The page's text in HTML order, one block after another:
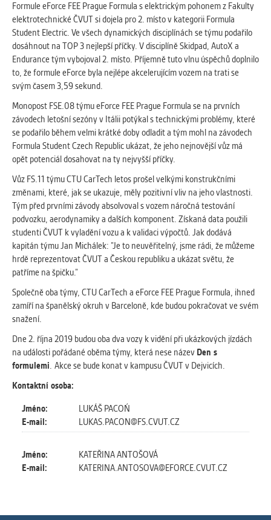
ANALYTICKÉ
Slouží pro získávání anonymizovaných
statistických údajů, které nám pomáhají
vylepšovat naše aplikace. Zpravidla jde o
cookies systémů třetích stran, které k
těmto účelům využíváme.
MARKETINGOVÉ
Využívané za účelem zobrazení
správných nabídek a cílení obsahu podle
Vašich preferencí. Zpravidla jde o
cookies systémů třetích stran, které nám
s analýzou uživatelského chování
pomáhají.
OSTATNÍ
Cookies, které aplikace nedokáže zařadit.
Naším cílem je, aby tato kategorie
přiřazeny do některé z kategorií
uvedených výše.
Formule eForce FEE Prague Formula s elektrickým pohonem z Fakulty
elektrotechnické ČVUT si dojela pro 2. místo v kategorii Formula
Student Electric. Ve všech dynamických disciplínách se týmu podařilo
dosáhnout na TOP 3 nejlepší příčky. V disciplíně Skidpad, AutoX a
Endurance tým vybojoval 2. místo. Příjemně tuto vlnu úspěchů doplnilo
to, že formule eForce byla nejlépe akcelerujícím vozem na trati se
svým časem 3,59 sekund.
Monopost FSE.08 týmu eForce FEE Prague Formula se na prvních
závodech letošní sezóny v Itálii potýkal s technickými problémy, které
se podařilo během velmi krátké doby odladit a tým mohl na závodech
Formula Student Czech Republic ukázat, že jeho nejnovější vůz má
opět potenciál dosahovat na ty nejvyšší příčky.
Vůz FS.11 týmu CTU CarTech letos prošel velkými konstrukčními
změnami, které, jak se ukazuje, měly pozitivní vliv na jeho vlastnosti.
Tým před prvními závody absolvoval s vozem náročná testování
podvozku, aerodynamiky a dalších komponent. Získaná data použili
studenti ČVUT k vyladění vozu a k validaci výpočtů. Jak dodává
kapitán týmu Jan Michálek: ”Je to neuvěřitelný, jsme rádi, že můžeme
hrdě reprezentovat ČVUT a Českou republiku a ukázat světu, že
patříme na špičku.”
Společně oba týmy, CTU CarTech a eForce FEE Prague Formula, ihned
zamíří na španělský okruh v Barceloně, kde budou pokračovat ve svém
snažení.
Dne 2. října 2019 budou oba dva vozy k vidění při ukázkových jízdách
na události pořádané oběma týmy, která nese název Den s
formulemi. Akce se bude konat v kampusu ČVUT v Dejvicích.
Kontaktní osoba:
Jméno:
LUKÁŠ PACOŃ
E-mail:
LUKAS.PACON@FS.CVUT.CZ
Jméno:
KATEŘINA ANTOŠOVÁ
E-mail:
KATERINA.ANTOSOVA@EFORCE.CVUT.CZ